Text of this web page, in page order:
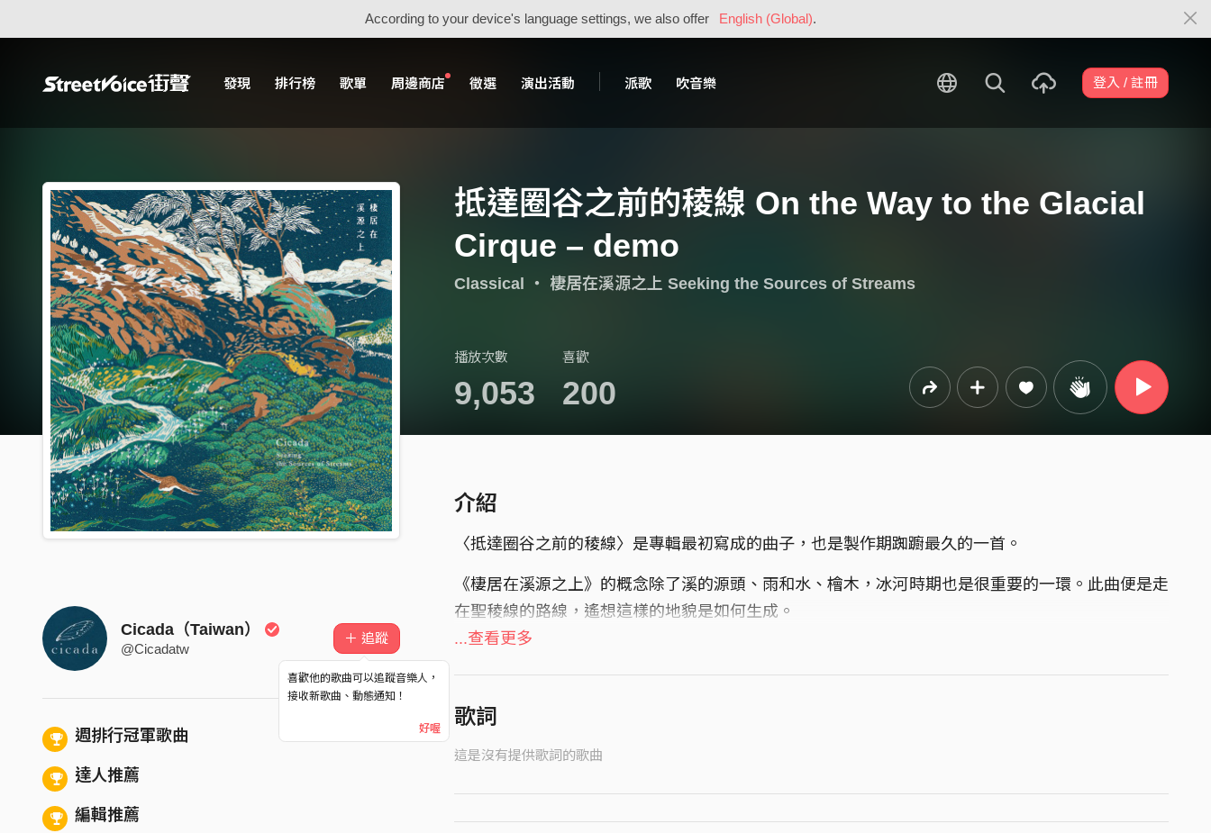
According to your device's language settings, we also offer English (Global).
發現 排行榜 歌單 周邊商店 徵選 演出活動 派歌 吹音樂 登入 / 註冊
抵達圈谷之前的稜線 On the Way to the Glacial
Cirque – demo
Classical ・ 棲居在溪源之上 Seeking the Sources of Streams
播放次數
9,053
喜歡
200
Cicada（Taiwan）
@Cicadatw
＋ 追蹤
喜歡他的歌曲可以追蹤音樂人，
接收新歌曲、動態通知！
好喔
週排行冠軍歌曲
達人推薦
編輯推薦
介紹
〈抵達圈谷之前的稜線〉是專輯最初寫成的曲子，也是製作期踟躕最久的一首。
《棲居在溪源之上》的概念除了溪的源頭、雨和水、檜木，冰河時期也是很重要的一環。此曲便是走
在聖稜線的路線，遙想這樣的地貌是如何生成。
我們很早就完成了這初版，但隨著專輯陸續成形，卻漸漸覺得尾段的情緒離山遠了些，似乎太貼近人
在當下的感受。於是調整了編曲與演奏狀態，重新錄製了專輯收錄的版本。
然而當初這快樂又雀躍的版本，我們仍是喜歡的，在此分享給大家。
...查看更多
歌詞
這是沒有提供歌詞的歌曲